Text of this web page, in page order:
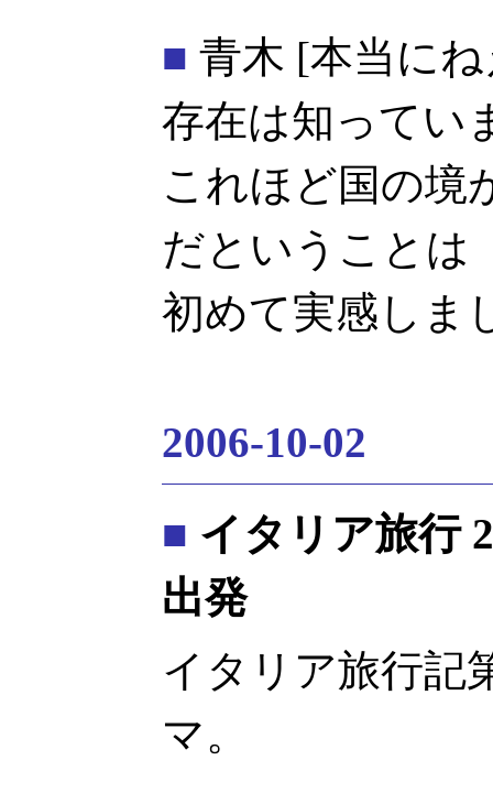
■ 青木 [本当に
存在は知ってい
これほど国の境
だということは
初めて実感しま
2006-10-02
■ イタリア旅行
出発
イタリア旅行記
マ。